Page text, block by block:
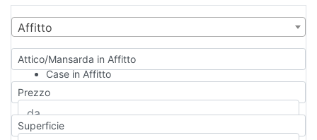
Affitto
Attico/Mansarda in Affitto
Case in Affitto
Qualsiasi
Appartamento
Casa indipendente
Casa Semi-indipendente
Prezzo
Superficie